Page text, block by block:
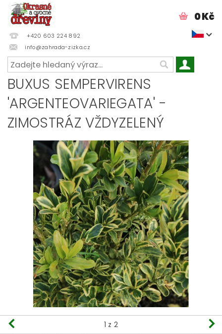
+420 603 224 892
info@zahrada-zizka.cz
0 Kč
BUXUS SEMPERVIRENS
'ARGENTEOVARIEGATA' -
ZIMOSTRÁZ VŽDYZELENÝ
1 z 2